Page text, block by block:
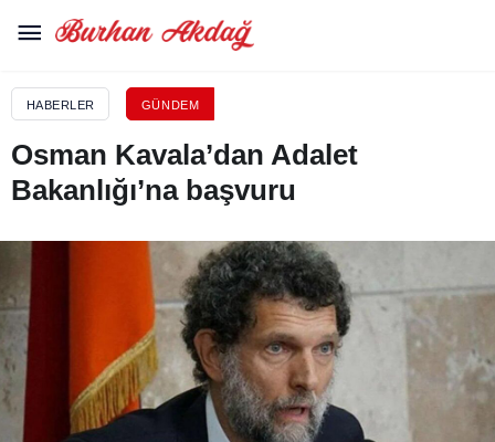
HABERLER GÜNDEM
Osman Kavala’dan Adalet
Bakanlığı’na başvuru